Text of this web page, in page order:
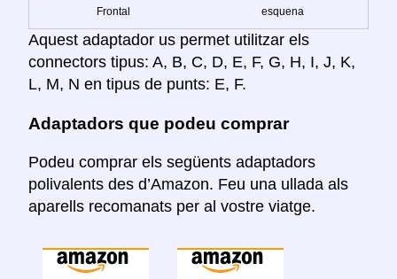
Frontal esquena
Aquest adaptador us permet utilitzar els
connectors tipus: A, B, C, D, E, F, G, H, I, J, K,
L, M, N en tipus de punts: E, F.
Adaptadors que podeu comprar
Podeu comprar els següents adaptadors
polivalents des d’Amazon. Feu una ullada als
aparells recomanats per al vostre viatge.